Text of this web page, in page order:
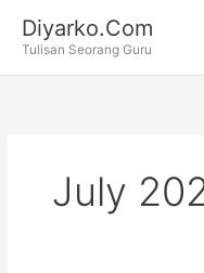
content
Diyarko.Com
Tulisan Seorang Guru
July